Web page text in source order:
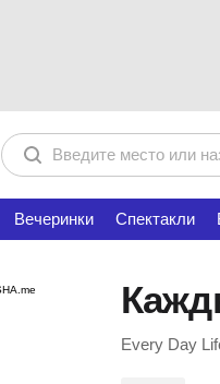
Вечеринки Спектакли
Every Day